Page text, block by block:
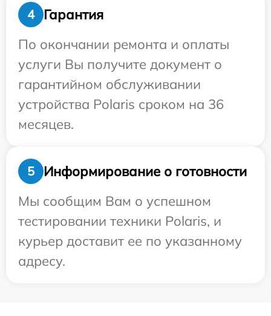
4
Гарантия
По окончании ремонта и оплаты
услуги Вы получите документ о
гарантийном обслуживании
устройства Polaris сроком на 36
месяцев.
5
Информирование о готовности
Мы сообщим Вам о успешном
тестировании техники Polaris, и
курьер доставит ее по указанному
адресу.